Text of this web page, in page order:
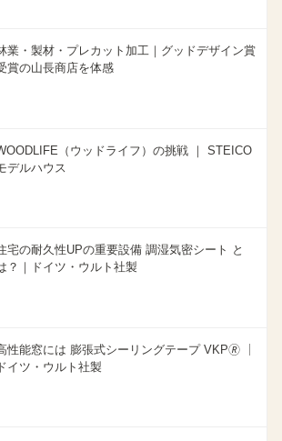
業・製材・プレカット加工｜グッドデザイン賞
賞の山長商店を体感
（ウッドライフ）の挑戦 ｜ STEICO
デルハウス
宅の耐久性UPの重要設備 調湿気密シート と
？｜ドイツ・ウルト社製
性能窓には 膨張式シーリングテープ VKP🄬 ｜
ドイツ・ウルト社製